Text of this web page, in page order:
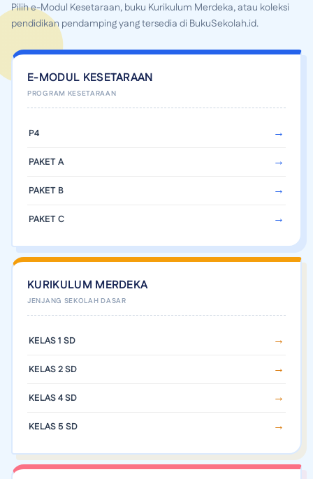
Pilih e-Modul Kesetaraan, buku Kurikulum Merdeka, atau koleksi
pendidikan pendamping yang tersedia di BukuSekolah.id.
E-MODUL KESETARAAN
P4
PAKET A
PAKET B
PAKET C
KURIKULUM MERDEKA
KELAS 1 SD
KELAS 2 SD
KELAS 4 SD
KELAS 5 SD